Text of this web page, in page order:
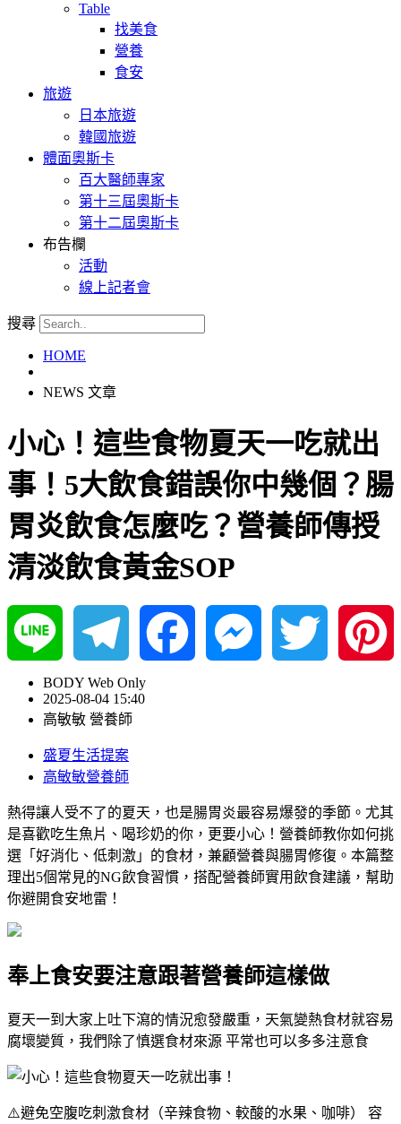
Table
找美食
營養
食安
旅遊
日本旅遊
韓國旅遊
體面奧斯卡
百大醫師專家
第十三屆奧斯卡
第十二屆奧斯卡
布告欄
活動
線上記者會
搜尋
HOME
NEWS 文章
小心！這些食物夏天一吃就出
事！5大飲食錯誤你中幾個？腸
胃炎飲食怎麼吃？營養師傳授
清淡飲食黃金SOP
Line Telegram Facebook Messenger Twitter
Pinterest
BODY Web Only
2025-08-04 15:40
高敏敏 營養師
盛夏生活提案
高敏敏營養師
熱得讓人受不了的夏天，也是腸胃炎最容易爆發的季節。尤其
是喜歡吃生魚片、喝珍奶的你，更要小心！營養師教你如何挑
選「好消化、低刺激」的食材，兼顧營養與腸胃修復。本篇整
理出5個常見的NG飲食習慣，搭配營養師實用飲食建議，幫助
你避開食安地雷！
奉上食安要注意跟著營養師這樣做
夏天一到大家上吐下瀉的情況愈發嚴重，天氣變熱食材就容易
腐壞變質，我們除了慎選食材來源 平常也可以多多注意食
⚠️避免空腹吃刺激食材（辛辣食物、較酸的水果、咖啡） 容